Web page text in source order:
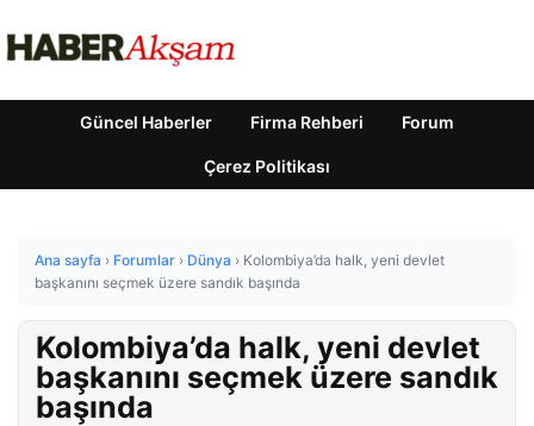
Güncel Haberler Firma Rehberi Forum
Çerez Politikası
Ana sayfa › Forumlar › Dünya › Kolombiya’da halk, yeni devlet
başkanını seçmek üzere sandık başında
Kolombiya’da halk, yeni devlet
başkanını seçmek üzere sandık
başında